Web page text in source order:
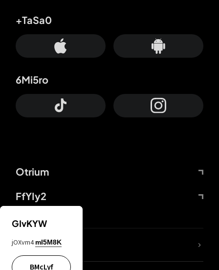
Otrium
FfYIy2
+TaSa0
6Mi5ro
DDcvSo
GIvKYW
jOXvm4 mI5M8K
BMcLyf